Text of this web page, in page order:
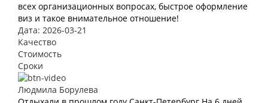
всех организационных вопросах, быстрое оформление
виз и такое внимательное отношение!
Дата: 2026-03-21
Качество
Стоимость
Сроки
Людмила Борулева